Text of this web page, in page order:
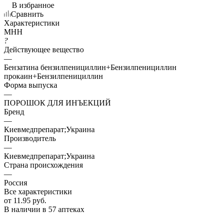
В избранное
Сравнить
Характеристики
МНН
?
Действующее вещество
—
Бензатина бензилпенициллин+Бензилпенициллин
прокаин+Бензилпенициллин
Форма выпуска
—
ПОРОШОК ДЛЯ ИНЪЕКЦИЙ
Бренд
—
Киевмедпрепарат;Украина
Производитель
—
Киевмедпрепарат;Украина
Страна происхождения
—
Россия
Все характеристики
от 11.95 руб.
В наличии в 57 аптеках